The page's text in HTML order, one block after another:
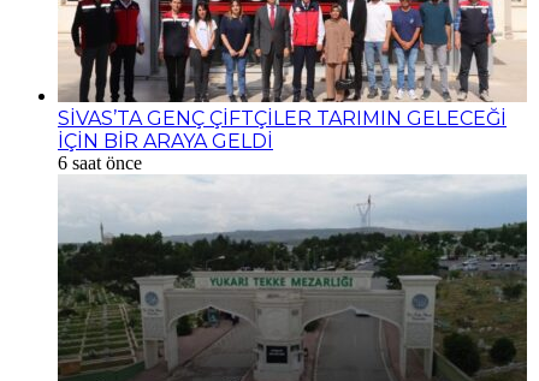
SİVAS’TA GENÇ ÇİFTÇİLER TARIMIN GELECEĞİ
İÇİN BİR ARAYA GELDİ
6 saat önce